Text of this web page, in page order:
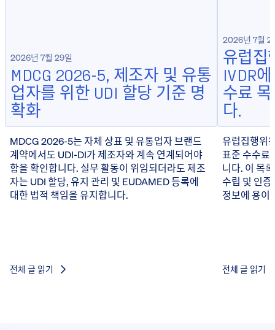
2026년 7월 29일
MDCG 2026-5, 제조자 및 유통
업자를 위한 UDI 할당 기준 명
확화
MDCG 2026-5는 자체 상표 및 유통업자 브랜드
계약에서도 UDI-DI가 제조자와 계속 연계되어야
함을 확인합니다. 실무 활동이 위임되더라도 제조
자는 UDI 할당, 유지 관리 및 EUDAMED 등록에
대한 법적 책임을 유지합니다.
전체 글 읽기
2026년 7월
유럽집
IVDR
수료
다.
유럽집행위
표준 수수료
니다. 이 목
수립 및 인
정보에 용이
전체 글 읽기